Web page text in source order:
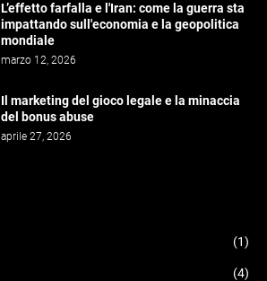
L’effetto farfalla e l'Iran: come la guerra sta
impattando sull'economia e la geopolitica
mondiale
marzo 12, 2026
Il marketing del gioco legale e la minaccia
del bonus abuse
aprile 27, 2026
(1)
(4)